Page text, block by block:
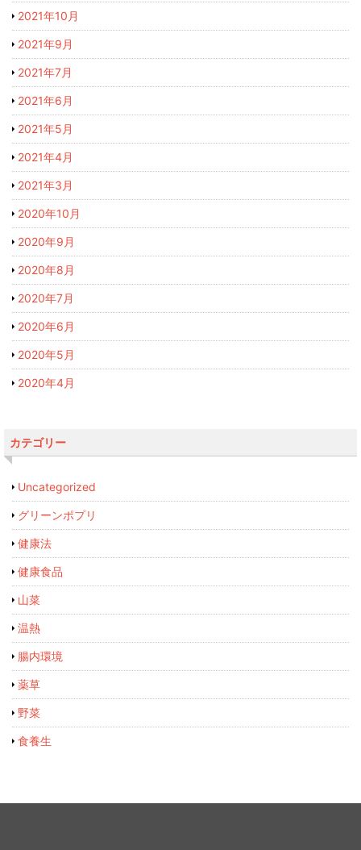
2021年10月
2021年9月
2021年7月
2021年6月
2021年5月
2021年4月
2021年3月
2020年10月
2020年9月
2020年8月
2020年7月
2020年6月
2020年5月
2020年4月
カテゴリー
Uncategorized
グリーンポプリ
健康法
健康食品
山菜
温熱
腸内環境
薬草
野菜
食養生